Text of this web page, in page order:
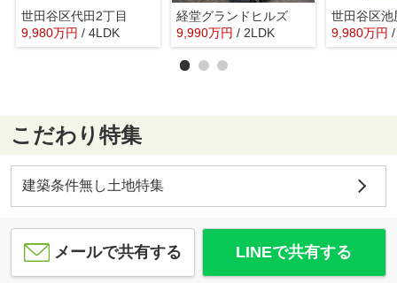
世田谷区代田2丁目
9,980万円 / 4LDK
経堂グランドヒルズ
9,990万円 / 2LDK
世田谷区池
9,980万円
こだわり特集
建築条件無し土地特集
メールで共有する LINEで共有する